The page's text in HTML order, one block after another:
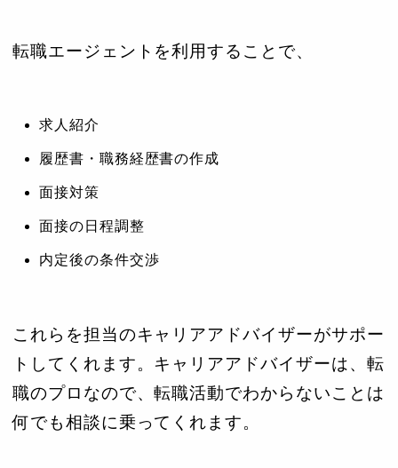
転職エージェントを利用することで、
求人紹介
履歴書・職務経歴書の作成
面接対策
面接の日程調整
内定後の条件交渉
これらを担当のキャリアアドバイザーがサポー
トしてくれます。キャリアアドバイザーは、転
職のプロなので、転職活動でわからないことは
何でも相談に乗ってくれます。